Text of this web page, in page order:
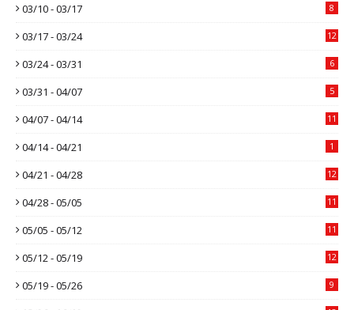
03/10 - 03/17 8
03/17 - 03/24 12
03/24 - 03/31 6
03/31 - 04/07 5
04/07 - 04/14 11
04/14 - 04/21 1
04/21 - 04/28 12
04/28 - 05/05 11
05/05 - 05/12 11
05/12 - 05/19 12
05/19 - 05/26 9